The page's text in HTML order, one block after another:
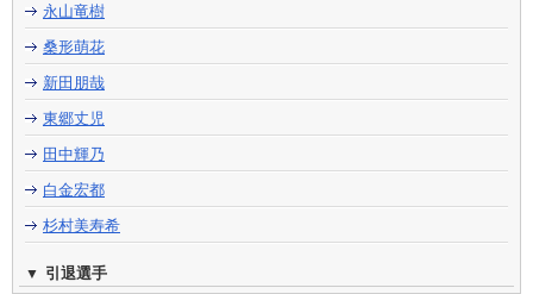
永山竜樹
桑形萌花
新田朋哉
東郷丈児
田中輝乃
白金宏都
杉村美寿希
引退選手